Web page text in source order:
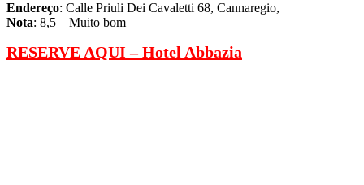
Endereço: Calle Priuli Dei Cavaletti 68, Cannaregio,
Nota: 8,5 – Muito bom
RESERVE AQUI –Hotel Abbazia